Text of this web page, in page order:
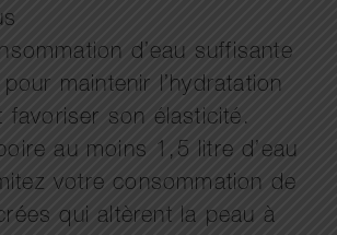
d’eau suffisante
maintenir l’hydratation
favoriser son élasticité.
au moins 1,5 litre d’eau
votre consommation de
qui altèrent la peau à